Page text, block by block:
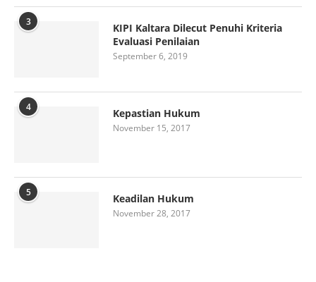
3
KIPI Kaltara Dilecut Penuhi Kriteria
Evaluasi Penilaian
September 6, 2019
4 Kepastian Hukum
November 15, 2017
5 Keadilan Hukum
November 28, 2017